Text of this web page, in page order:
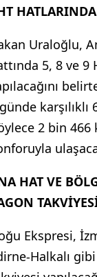
HATLARINDA
Uraloğlu,
5, 8 ve
2 bin 466
HAT VE
Ekspresi,
Halkalı